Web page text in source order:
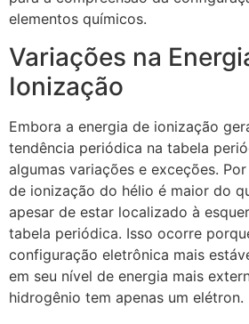
elementos químicos.
Variações na
Ionização
Embora a energia de ionização
tendência periódica na tabela
algumas variações e exceções.
de ionização do hélio é maior do
apesar de estar localizado à
tabela periódica. Isso ocorre
configuração eletrônica mais
em seu nível de energia mais
hidrogênio tem apenas um elétron.